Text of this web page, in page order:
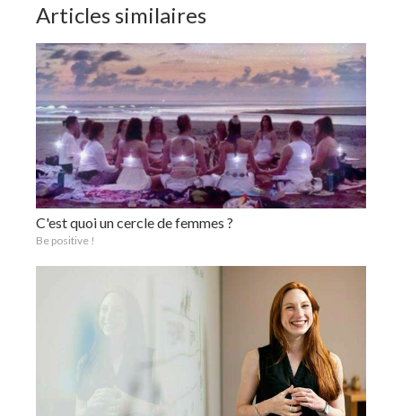
Articles similaires
C'est quoi un cercle de femmes ?
Be positive !